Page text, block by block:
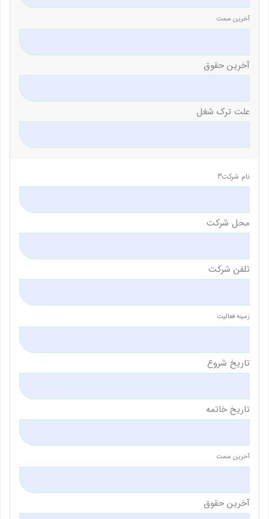
آخرین سمت
آخرین حقوق
علت ترک شغل
نام شرکت3
محل شرکت
تلفن شرکت
زمینه فعالیت
تاریخ شروع
تاریخ خاتمه
آخرین سمت
آخرین حقوق